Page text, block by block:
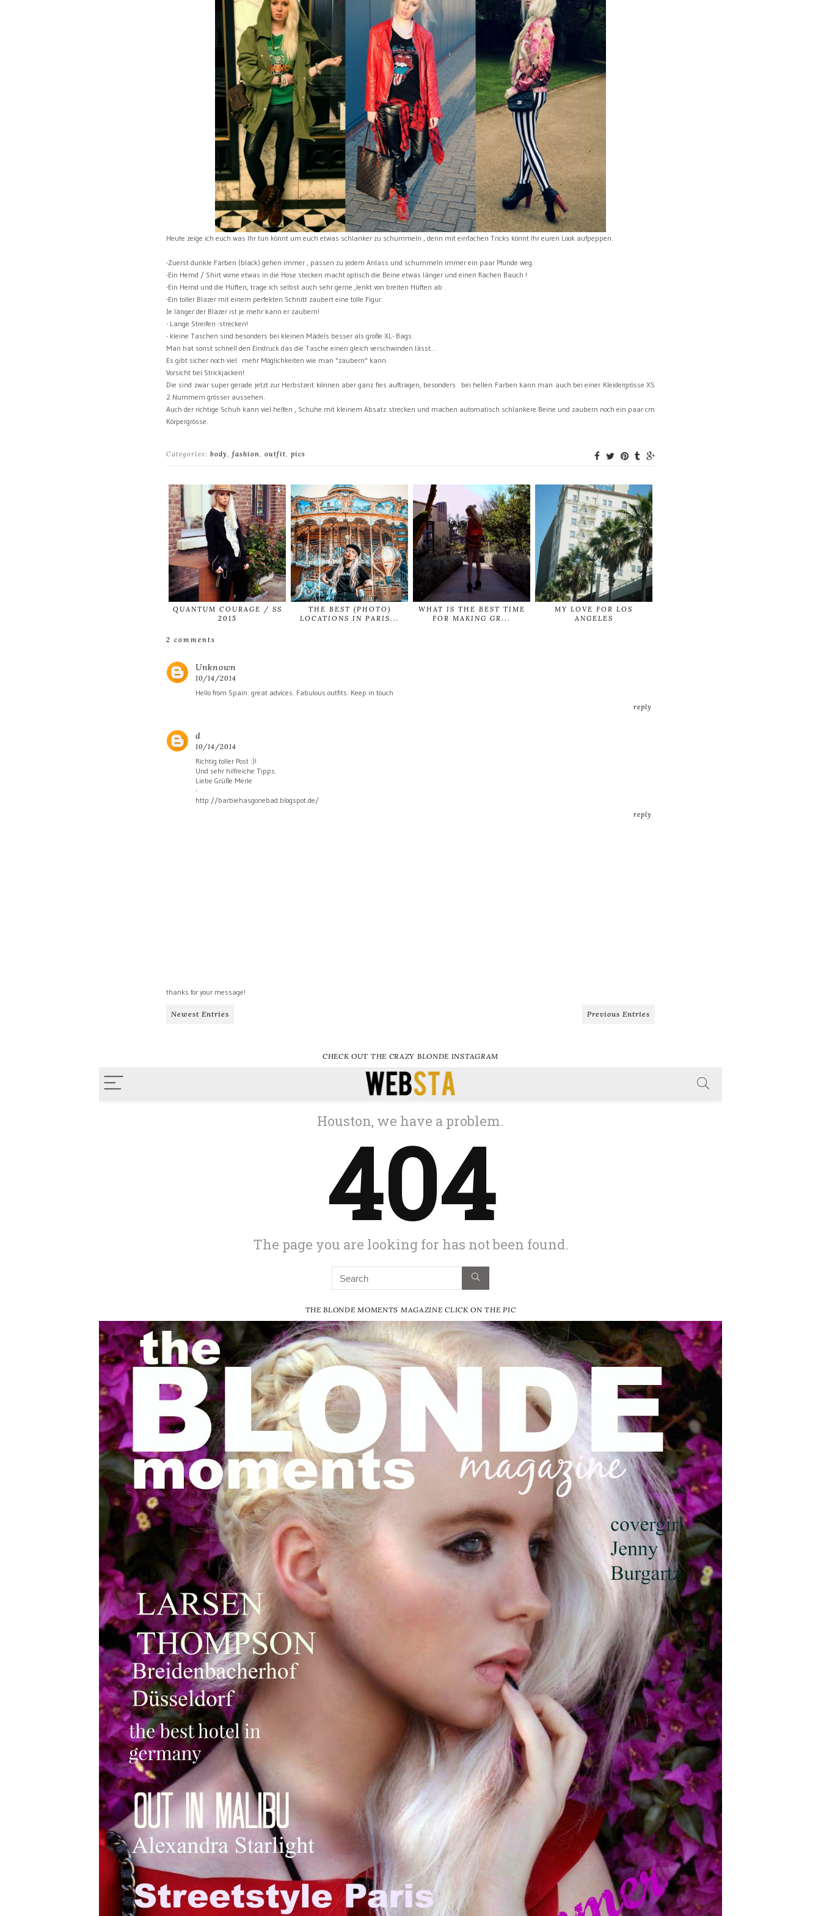
Heute zeige ich euch was Ihr tun könnt um euch etwas schlanker zu schummeln , denn mit einfachen Tricks könnt Ihr euren Look aufpeppen.
-Zuerst dunkle Farben (black) gehen immer , passen zu jedem Anlass und schummeln immer ein paar Pfunde weg.
-Ein Hemd / Shirt vorne etwas in die Hose stecken macht optisch die Beine etwas länger und einen flachen Bauch !
-Ein Hemd und die Hüften, trage ich selbst auch sehr gerne ,lenkt von breiten Hüften ab .
-Ein toller Blazer mit einem perfekten Schnitt zaubert eine tolle Figur.
Je länger der Blazer ist je mehr kann er zaubern!
- Lange Streifen -strecken!
- kleine Taschen sind besonders bei kleinen Mädels besser als große XL- Bags.
Man hat sonst schnell den Eindruck das die Tasche einen gleich verschwinden lässt...
Es gibt sicher noch viel mehr Möglichkeiten wie man "zaubern" kann.
Vorsicht bei Strickjacken!
Die sind zwar super gerade jetzt zur Herbstzeit können aber ganz fies auftragen, besonders bei hellen Farben kann man auch bei einer Kleidergrösse XS
2 Nummern grösser aussehen.
Auch der richtige Schuh kann viel helfen , Schuhe mit kleinem Absatz strecken und machen automatisch schlankere Beine und zaubern noch ein paar cm
Körpergrösse.
Categories: body, fashion, outfit, pics
QUANTUM COURAGE / SS
2015
THE BEST (PHOTO)
LOCATIONS IN PARIS...
WHAT IS THE BEST TIME
FOR MAKING GR...
MY LOVE FOR LOS
ANGELES
2 comments
Unknown
10/14/2014
Hello from Spain: great advices. Fabulous outfits. Keep in touch
reply
d
10/14/2014
Richtig toller Post :)!
Und sehr hilfreiche Tipps.
Liebe Grüße Merle
-
http://barbiehasgonebad.blogspot.de/
reply
thanks for your message!
Newest Entries Previous Entries
CHECK OUT THE CRAZY BLONDE INSTAGRAM
THE BLONDE MOMENTS MAGAZINE CLICK ON THE PIC